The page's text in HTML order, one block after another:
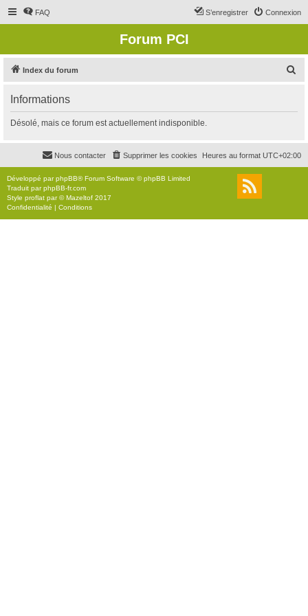
FAQ Connexion
S’enregistrer
Forum PCI
Index du forum
r
c
r
Informations
Désolé, mais ce forum est actuellement indisponible.
Heures au format UTC+02:00
Supprimer les cookies
Nous contacter
Développé parphpBB® Forum Software © phpBB Limited
Traduit parphpBB-fr.com
Style proflat par ©Mazeltof 2017
Confidentialité | Conditions